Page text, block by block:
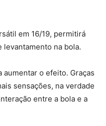
em 16/19, permitirá
na bola.
aumentar o efeito. Graças
sensações, na verdade
entre a bola e a